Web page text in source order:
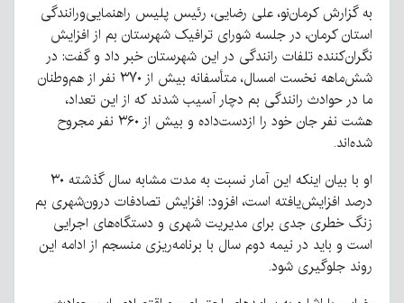
به گزارش کرمان‌نو، علی رضایی، رئیس پلیس راهنمایی‌ورانندگی
استان کرمان، در جلسه شورای ترافیک شهرستان بم از افزایش
نگران‌کننده تلفات رانندگی در این شهرستان خبر داد و گفت: در
شش‌ماهه نخست امسال، متأسفانه بیش از ۳۷۰ نفر از هم‌وطنان
ما در حوادث رانندگی بم دچار آسیب شدند که از این تعداد،
هشت نفر جان خود را ازدست‌داده و بیش از ۳۶۰ نفر مجروح
شده‌اند.
او با بیان اینکه این آمار نسبت به مدت مشابه سال گذشته ۳۰
درصد افزایش‌یافته است، افزود: افزایش تصادفات درون‌شهری بم
زنگ خطری جدی برای مدیریت شهری و دستگاه‌های اجرایی
است و باید در نیمه دوم سال با برنامه‌ریزی منسجم از ادامه این
روند جلوگیری شود.